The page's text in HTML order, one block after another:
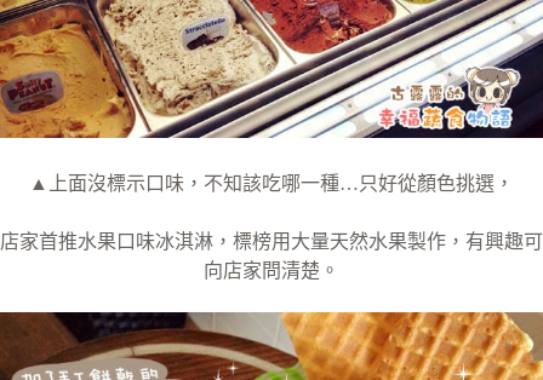
▲上面沒標示口味，不知該吃哪一種…只好從顏色挑選，
店家首推水果口味冰淇淋，標榜用大量天然水果製作，有興趣可
向店家問清楚。